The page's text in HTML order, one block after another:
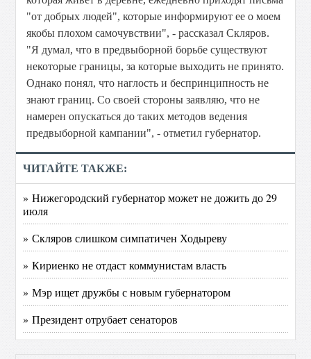
"от добрых людей", которые информируют ее о моем
якобы плохом самочувствии", - рассказал Скляров.
"Я думал, что в предвыборной борьбе существуют
некоторые границы, за которые выходить не принято.
Однако понял, что наглость и беспринципность не
знают границ. Со своей стороны заявляю, что не
намерен опускаться до таких методов ведения
предвыборной кампании", - отметил губернатор.
ЧИТАЙТЕ ТАКЖЕ:
» Нижегородский губернатор может не дожить до 29
июля
» Скляров слишком симпатичен Ходыреву
» Кириенко не отдаст коммунистам власть
» Мэр ищет дружбы с новым губернатором
» Президент отрубает сенаторов